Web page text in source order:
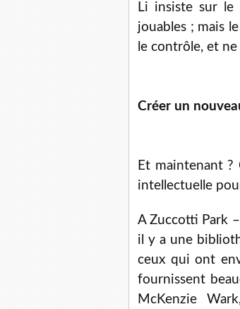
Li insiste sur
jouables ; mais
le contrôle, et
Créer un
Et maintenant
intellectuelle
A Zuccotti Park
il y a une
ceux qui ont
fournissent
McKenzie